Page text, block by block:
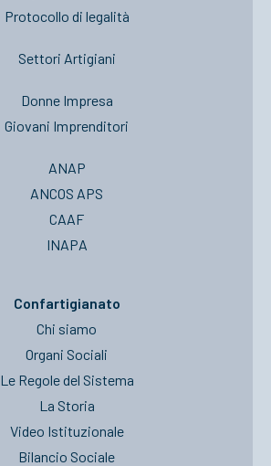
Protocollo di legalità
Settori Artigiani
Donne Impresa
Giovani Imprenditori
ANAP
ANCOS APS
CAAF
INAPA
Confartigianato
Chi siamo
Organi Sociali
Le Regole del Sistema
La Storia
Video Istituzionale
Bilancio Sociale